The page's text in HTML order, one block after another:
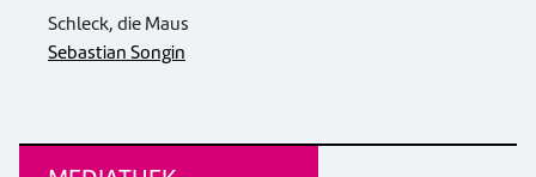
Schleck, die Maus
Sebastian Songin